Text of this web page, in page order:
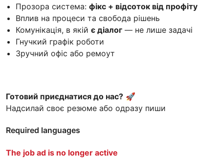
Прозора система: фікс + відсоток від профіту
Вплив на процеси та свобода рішень
Комунікація, в якій є діалог — не лише задачі
Гнучкий графік роботи
Зручний офіс або ремоут
Готовий приєднатися до нас? 🚀
Надсилай своє резюме або одразу пиши
Required languages
The job ad is no longer active